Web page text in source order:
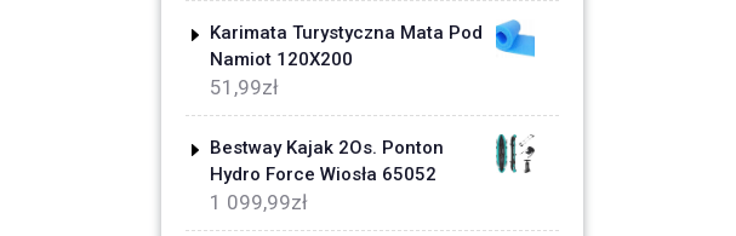
Karimata Turystyczna Mata Pod
Namiot 120X200
51,99zł
Bestway Kajak 2Os. Ponton
Hydro Force Wiosła 65052
1 099,99zł